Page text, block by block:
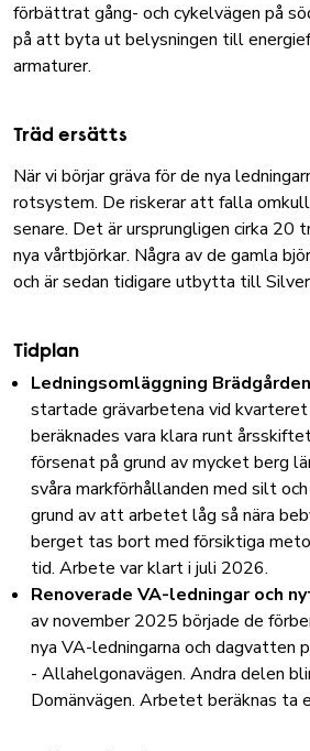
förbättrat gång- och cykelvägen på
på att byta ut belysningen till
armaturer.
Träd ersätts
När vi börjar gräva för de nya
rotsystem. De riskerar att falla
senare. Det är ursprungligen cirka 20
nya vårtbjörkar. Några av de gamla
och är sedan tidigare utbytta till
Tidplan
Ledningsomläggning Brädgården
startade grävarbetena vid kvarteret
beräknades vara klara runt
försenat på grund av mycket berg
svåra markförhållanden med silt
grund av att arbetet låg så nära
berget tas bort med försiktiga
tid. Arbete var klart i juli 2026.
Renoverade VA-ledningar och
av november 2025 började de
nya VA-ledningarna och dagvatten
- Allahelgonavägen. Andra delen
Domänvägen. Arbetet beräknas ta